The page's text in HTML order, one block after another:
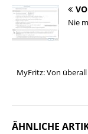
Nie
MyFritz: Von
ÄHNLICHE